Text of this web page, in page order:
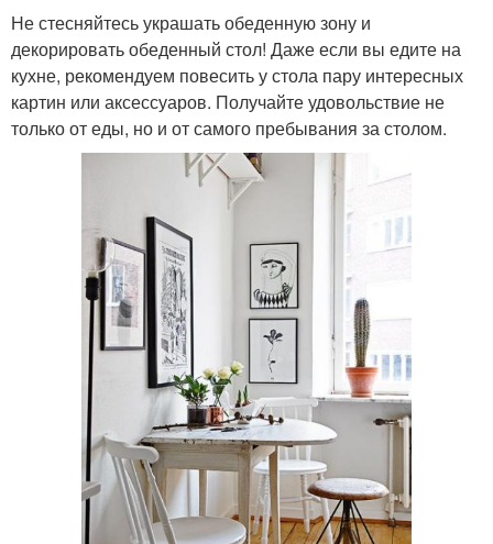
Не стесняйтесь украшать обеденную зону и
декорировать обеденный стол! Даже если вы едите на
кухне, рекомендуем повесить у стола пару интересных
картин или аксессуаров. Получайте удовольствие не
только от еды, но и от самого пребывания за столом.